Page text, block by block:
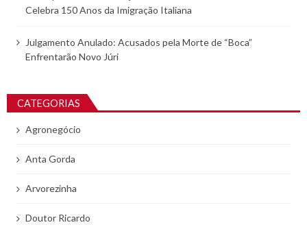
Celebra 150 Anos da Imigração Italiana
Julgamento Anulado: Acusados pela Morte de “Boca”
Enfrentarão Novo Júri
CATEGORIAS
Agronegócio
Anta Gorda
Arvorezinha
Doutor Ricardo